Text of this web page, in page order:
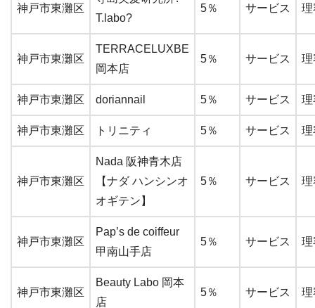
神戸市東灘区
T.labo?
5％ サービス 理
神戸市東灘区
TERRACELUXBE
岡本店
5％ サービス 理
神戸市東灘区 doriannail 5％ サービス 理
神戸市東灘区 トリニティ 5％ サービス 理
神戸市東灘区
Nada 阪神青木店
【ナダ ハンシンオ
オギテン】
5％ サービス 理
神戸市東灘区
Pap’s de coiffeur
甲南山手店
5％ サービス 理
神戸市東灘区
Beauty Labo 岡本
店
5％ サービス 理